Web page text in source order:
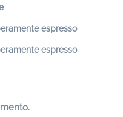
espresso
espresso